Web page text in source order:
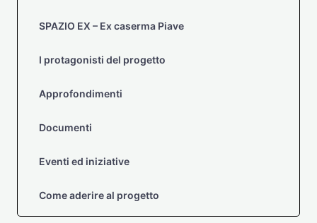
SPAZIO EX – Ex caserma Piave
I protagonisti del progetto
Approfondimenti
Documenti
Eventi ed iniziative
Come aderire al progetto